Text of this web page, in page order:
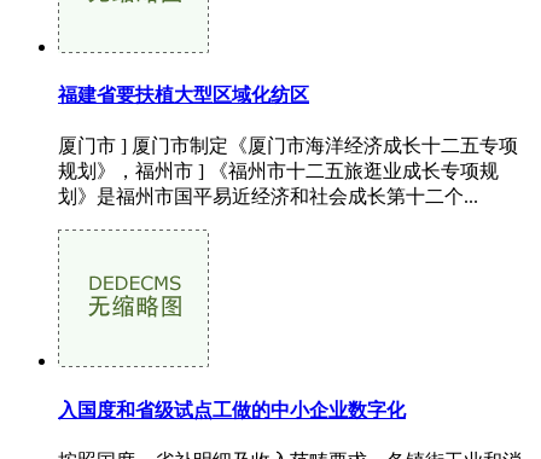
福建省要扶植大型区域化纺区
厦门市 ] 厦门市制定《厦门市海洋经济成长十二五专项
规划》，福州市 ] 《福州市十二五旅逛业成长专项规
划》是福州市国平易近经济和社会成长第十二个...
入国度和省级试点工做的中小企业数字化